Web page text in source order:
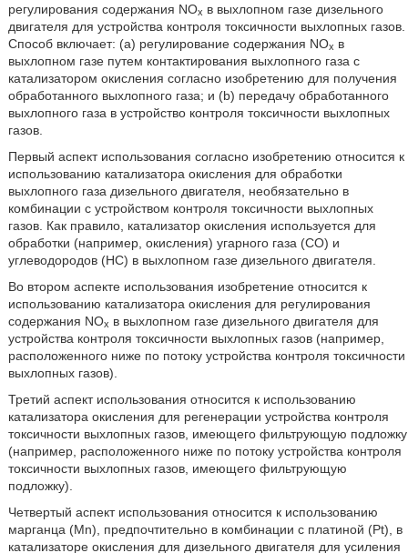
регулирования содержания NOx в выхлопном газе дизельного
двигателя для устройства контроля токсичности выхлопных газов.
Способ включает: (a) регулирование содержания NOx в
выхлопном газе путем контактирования выхлопного газа с
катализатором окисления согласно изобретению для получения
обработанного выхлопного газа; и (b) передачу обработанного
выхлопного газа в устройство контроля токсичности выхлопных
газов.
Первый аспект использования согласно изобретению относится к
использованию катализатора окисления для обработки
выхлопного газа дизельного двигателя, необязательно в
комбинации с устройством контроля токсичности выхлопных
газов. Как правило, катализатор окисления используется для
обработки (например, окисления) угарного газа (CO) и
углеводородов (HC) в выхлопном газе дизельного двигателя.
Во втором аспекте использования изобретение относится к
использованию катализатора окисления для регулирования
содержания NOx в выхлопном газе дизельного двигателя для
устройства контроля токсичности выхлопных газов (например,
расположенного ниже по потоку устройства контроля токсичности
выхлопных газов).
Третий аспект использования относится к использованию
катализатора окисления для регенерации устройства контроля
токсичности выхлопных газов, имеющего фильтрующую подложку
(например, расположенного ниже по потоку устройства контроля
токсичности выхлопных газов, имеющего фильтрующую
подложку).
Четвертый аспект использования относится к использованию
марганца (Mn), предпочтительно в комбинации с платиной (Pt), в
катализаторе окисления для дизельного двигателя для усиления